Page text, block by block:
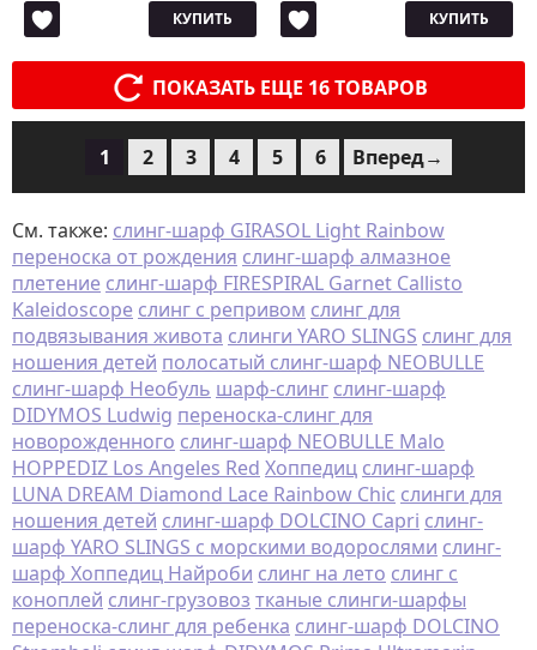
КУПИТЬ КУПИТЬ
ПОКАЗАТЬ ЕЩЕ 16 ТОВАРОВ
1 2 3 4 5 6 Вперед→
См. также: слинг-шарф GIRASOL Light Rainbow
переноска от рождения слинг-шарф алмазное
плетение слинг-шарф FIRESPIRAL Garnet Callisto
Kaleidoscope слинг с репривом слинг для
подвязывания живота слинги YARO SLINGS слинг для
ношения детей полосатый слинг-шарф NEOBULLE
слинг-шарф Необуль шарф-слинг слинг-шарф
DIDYMOS Ludwig переноска-слинг для
новорожденного слинг-шарф NEOBULLE Malo
HOPPEDIZ Los Angeles Red Хоппедиц слинг-шарф
LUNA DREAM Diamond Lace Rainbow Chic слинги для
ношения детей слинг-шарф DOLCINO Capri слинг-
шарф YARO SLINGS с морскими водорослями слинг-
шарф Хоппедиц Найроби слинг на лето слинг с
коноплей слинг-грузовоз тканые слинги-шарфы
переноска-слинг для ребенка слинг-шарф DOLCINO